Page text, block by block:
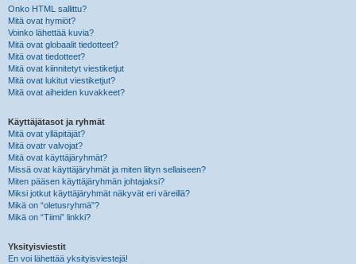
Onko HTML sallittu?
Mitä ovat hymiöt?
Voinko lähettää kuvia?
Mitä ovat globaalit tiedotteet?
Mitä ovat tiedotteet?
Mitä ovat kiinnitetyt viestiketjut
Mitä ovat lukitut viestiketjut?
Mitä ovat aiheiden kuvakkeet?
Käyttäjätasot ja ryhmät
Mitä ovat ylläpitäjät?
Mitä ovatr valvojat?
Mitä ovat käyttäjäryhmät?
Missä ovat käyttäjäryhmät ja miten liityn sellaiseen?
Miten pääsen käyttäjäryhmän johtajaksi?
Miksi jotkut käyttäjäryhmät näkyvät eri väreillä?
Mikä on “oletusryhmä”?
Mikä on “Tiimi” linkki?
Yksityisviestit
En voi lähettää yksityisviestejä!